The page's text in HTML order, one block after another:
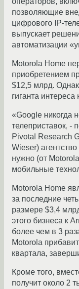
позволяющие
цифрового IP-
выпускает
автоматизации
Motorola Home
приобретением
$12,5 млрд.
гиганта интереса
«Google никогда
телеприставок, -
Pivotal Research
Wieser)
нужно (от
мобильные
Motorola Home
за последние
размере $3,4
этого бизнеса к
более чем в 3
Motorola
квартала,
Кроме того,
получит около 2